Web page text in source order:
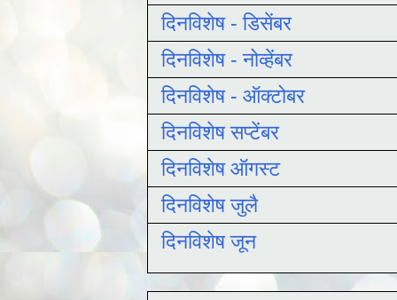
दिनविशेष - डिसेंबर
दिनविशेष - नोव्हेंबर
दिनविशेष - ऑक्टोबर
दिनविशेष सप्टेंबर
दिनविशेष ऑगस्ट
दिनविशेष जुलै
दिनविशेष जून